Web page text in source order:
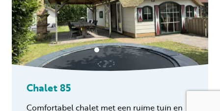
Chalet 85
Comfortabel chalet met een ruime tuin en